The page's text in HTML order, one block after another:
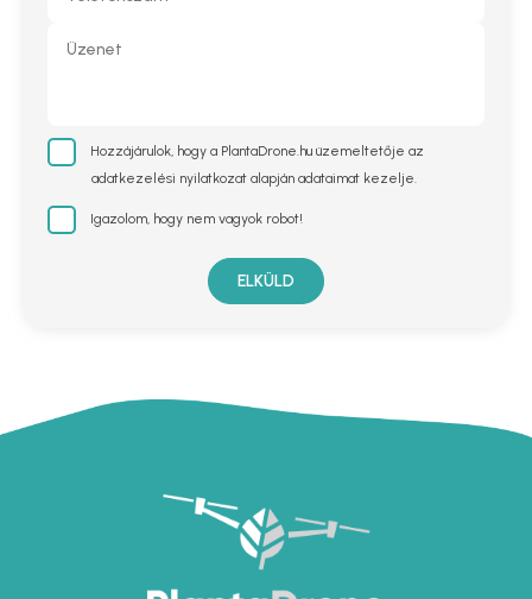
Hozzájárulok, hogy a PlantaDrone.hu üzemeltetője az
adatkezelési nyilatkozat alapján adataimat kezelje.
Igazolom, hogy nem vagyok robot!
ELKÜLD